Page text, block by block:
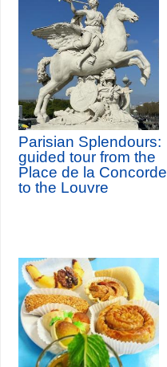
Parisian Splendours:
guided tour from the
Place de la Concorde
to the Louvre